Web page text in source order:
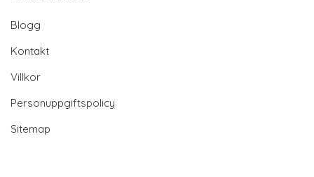
Blogg
Kontakt
Villkor
Personuppgiftspolicy
Sitemap